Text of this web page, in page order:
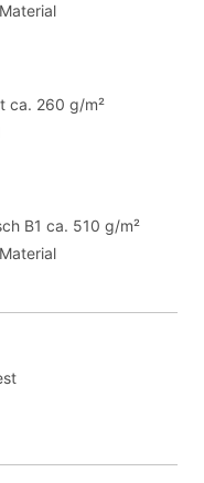
ca. 260 g/m²
B1 ca. 510 g/m²